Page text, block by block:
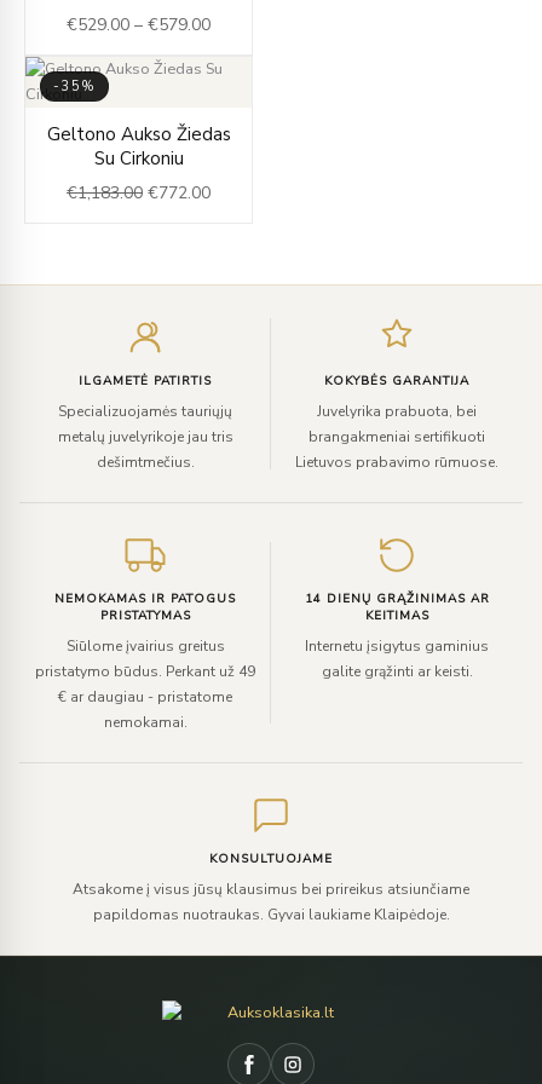
€529.00 – €579.00through
-35%
Geltono Aukso Žiedas
Su Cirkoniu
€1,183.00
Original
price
was:
€1,183.00.
€772.00
price
€772.00.
ILGAMETĖ PATIRTIS
Specializuojamės tauriųjų
metalų juvelyrikoje jau tris
dešimtmečius.
KOKYBĖS GARANTIJA
Juvelyrika prabuota, bei
brangakmeniai sertifikuoti
Lietuvos prabavimo rūmuose.
NEMOKAMAS IR PATOGUS
PRISTATYMAS
Siūlome įvairius greitus
pristatymo būdus. Perkant už 49
€ ar daugiau - pristatome
nemokamai.
14 DIENŲ GRĄŽINIMAS AR
KEITIMAS
Internetu įsigytus gaminius
galite grąžinti ar keisti.
KONSULTUOJAME
Atsakome į visus jūsų klausimus bei prireikus atsiunčiame
papildomas nuotraukas. Gyvai laukiame Klaipėdoje.